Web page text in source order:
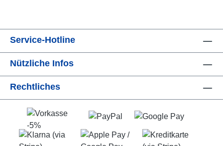
Service-Hotline
Nützliche Infos
Rechtliches